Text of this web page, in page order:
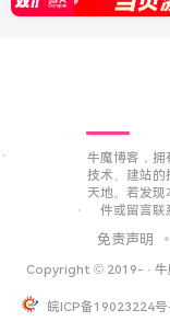
牛魔博客，拥
技术、建站的
天地。若发
件或留言联
免责声明
Copyright © 2019- · 牛
皖ICP备19023224